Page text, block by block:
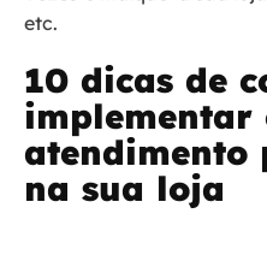
etc.
10 dicas de
implementar
atendimento
na sua loja